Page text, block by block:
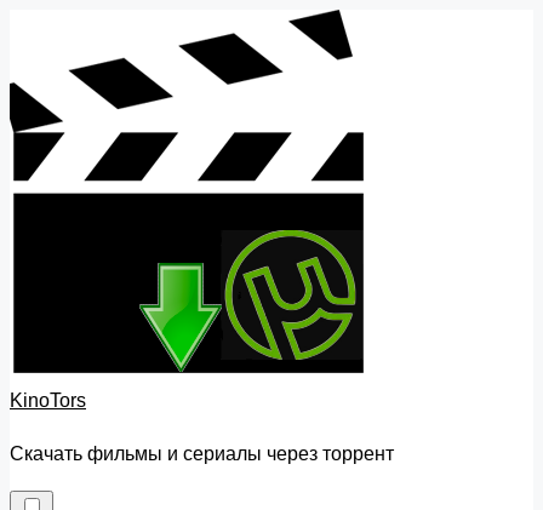
content
KinoTors
Скачать фильмы и сериалы через торрент